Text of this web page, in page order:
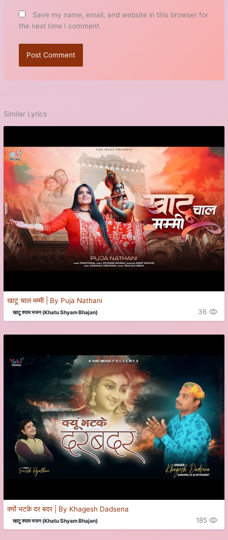
Save my name, email, and website in this browser for
the next time I comment.
Similar Lyrics
खाटू चाल मम्मी | By Puja Nathani
खाटू श्याम भजन (Khatu Shyam Bhajan) 36
क्यों भटके दर बदर | By Khagesh Dadsena
खाटू श्याम भजन (Khatu Shyam Bhajan) 185